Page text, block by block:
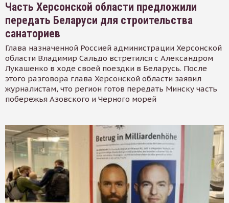
Часть Херсонской области предложили
передать Беларуси для строительства
санаториев
Глава назначенной Россией администрации Херсонской
области Владимир Сальдо встретился с Александром
Лукашенко в ходе своей поездки в Беларусь. После
этого разговора глава Херсонской области заявил
журналистам, что регион готов передать Минску часть
побережья Азовского и Черного морей